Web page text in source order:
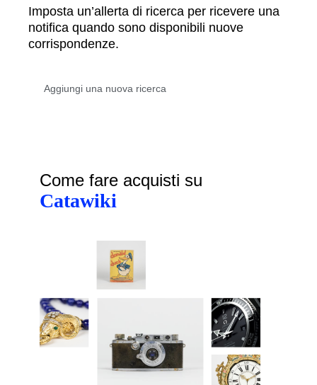
Imposta un’allerta di ricerca per ricevere una
notifica quando sono disponibili nuove
corrispondenze.
Come fare acquisti su
Catawiki